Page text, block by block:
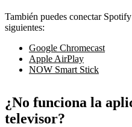
También puedes conectar
siguientes:
Google Chromecast
Apple AirPlay
NOW Smart Stick
¿No funciona la
televisor?